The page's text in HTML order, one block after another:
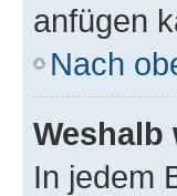
anfügen
Nach
Weshalb
In jedem